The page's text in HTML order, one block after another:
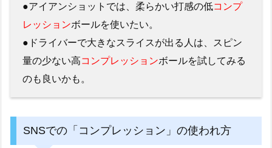
●アイアンショットでは、柔らかい打感の低コンプ
レッションボールを使いたい。
●ドライバーで大きなスライスが出る人は、スピン
量の少ない高コンプレッションボールを試してみる
のも良いかも。
SNSでの「コンプレッション」の使われ方